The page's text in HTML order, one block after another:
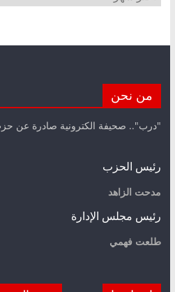
من نحن
"درب".. صحيفة الكترونية صادرة عن
رئيس الحزب
مدحت الزاهد
رئيس مجلس الإدارة
طلعت فهمي